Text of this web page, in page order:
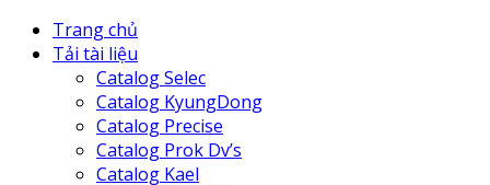
Trang chủ
Tải tài liệu
Catalog Selec
Catalog KyungDong
Catalog Precise
Catalog Prok Dv’s
Catalog Kael